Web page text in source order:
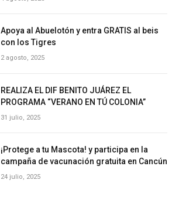
Apoya al Abuelotón y entra GRATIS al beis
con los Tigres
2 agosto, 2025
REALIZA EL DIF BENITO JUÁREZ EL
PROGRAMA “VERANO EN TÚ COLONIA”
31 julio, 2025
¡Protege a tu Mascota! y participa en la
campaña de vacunación gratuita en Cancún
24 julio, 2025